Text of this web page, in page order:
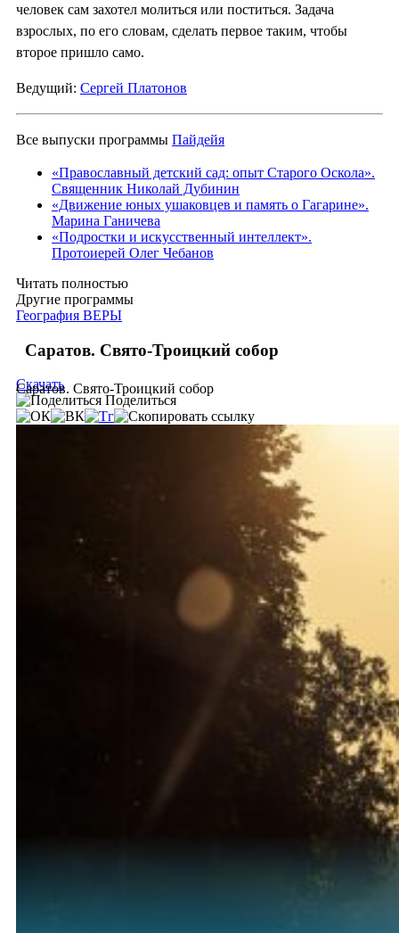
человек сам захотел молиться или поститься. Задача
взрослых, по его словам, сделать первое таким, чтобы
второе пришло само.
Ведущий: Сергей Платонов
Все выпуски программы Пайдейя
«Православный детский сад: опыт Старого Оскола».
Священник Николай Дубинин
«Движение юных ушаковцев и память о Гагарине».
Марина Ганичева
«Подростки и искусственный интеллект».
Протоиерей Олег Чебанов
Читать полностью
Другие программы
География ВЕРЫ
Саратов. Свято-Троицкий собор
Саратов. Свято-Троицкий собор
Скачать
Поделиться